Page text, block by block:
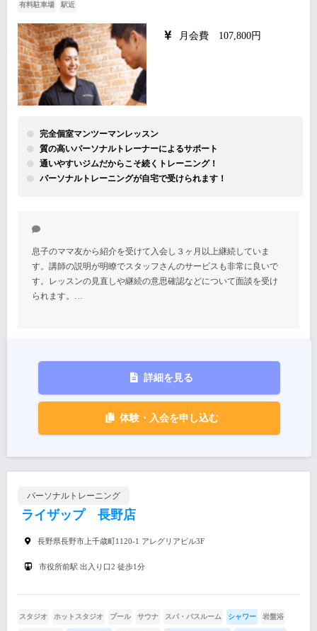
有料駐車場 駅近
月会費 107,800円
完全個室マンツーマンレッスン
質の高いパーソナルトレーナーによるサポート
通いやすいジムだからこそ続くトレーニング！
パーソナルトレーニングが自宅で受けられます！
息子のママ友から紹介を受けて入会し３ヶ月以上継続していま
す。講師の説明が明瞭でスタッフさんのサービスも非常に良いで
す。レッスンの見直しや継続の意思確認などについて面談を受け
られます。…
詳細を見る
体験・入会を申し込む
パーソナルトレーニング
ライザップ 長野店
長野県長野市上千歳町1120-1 アレグリアビル3F
市役所前駅 出入り口2 徒歩1分
スタジオ ホットスタジオ プール サウナ スパ・バスルーム シャワー 岩盤浴